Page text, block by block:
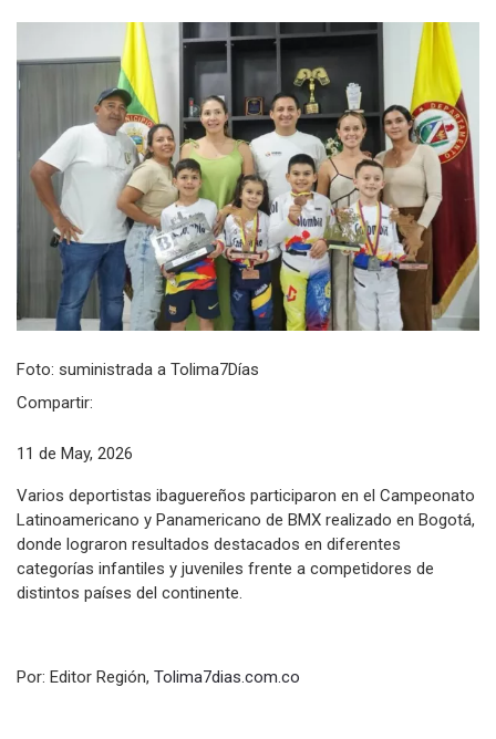
Foto: suministrada a Tolima7Días
Compartir:
11 de May, 2026
Varios deportistas ibaguereños participaron en el Campeonato
Latinoamericano y Panamericano de BMX realizado en Bogotá,
donde lograron resultados destacados en diferentes
categorías infantiles y juveniles frente a competidores de
distintos países del continente.
Por: Editor Región, Tolima7dias.com.co